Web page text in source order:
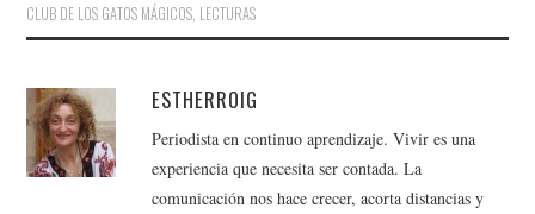
CLUB DE LOS GATOS MÁGICOS LECTURAS
ESTHERROIG
Periodista en continuo aprendizaje. Vivir es una
experiencia que necesita ser contada. La
comunicación nos hace crecer, acorta distancias y